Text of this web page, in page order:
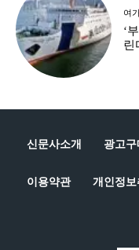
여
‘
린
신문사소개 광고구
이용약관 개인정